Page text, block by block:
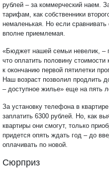
рублей – за коммерческий наем.
тарифам, как собственники
немаленькая. Но если сравнивать
вполне приемлемая.
«Бюджет нашей семьи невелик, –
что оплатить половину
к окончанию первой пятилетки
Наш возраст позволил продлить
– доступное жилье» еще на пять
За установку телефона в
заплатить 6300 рублей. Но, как
квартиры они смогут, только
придется опять ждать год – до
оплачивать по новой.
Сюрприз